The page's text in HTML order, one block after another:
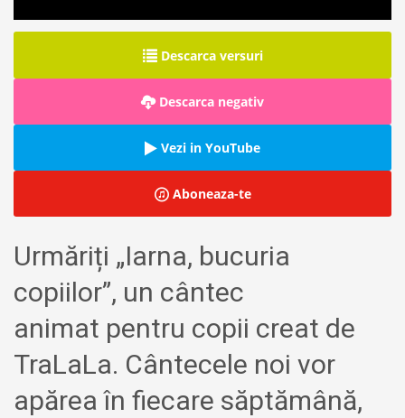
Descarca versuri
Descarca negativ
Vezi in YouTube
Aboneaza-te
Urmăriți „Iarna, bucuria
copiilor”, un cântec
animat pentru copii creat de
TraLaLa. Cântecele noi vor
apărea în fiecare săptămână,